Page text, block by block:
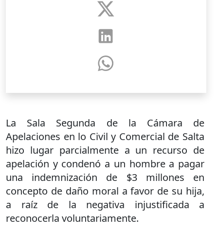
La Sala Segunda de la Cámara de
Apelaciones en lo Civil y Comercial de Salta
hizo lugar parcialmente a un recurso de
apelación y condenó a un hombre a pagar
una indemnización de $3 millones en
concepto de daño moral a favor de su hija,
a raíz de la negativa injustificada a
reconocerla voluntariamente.